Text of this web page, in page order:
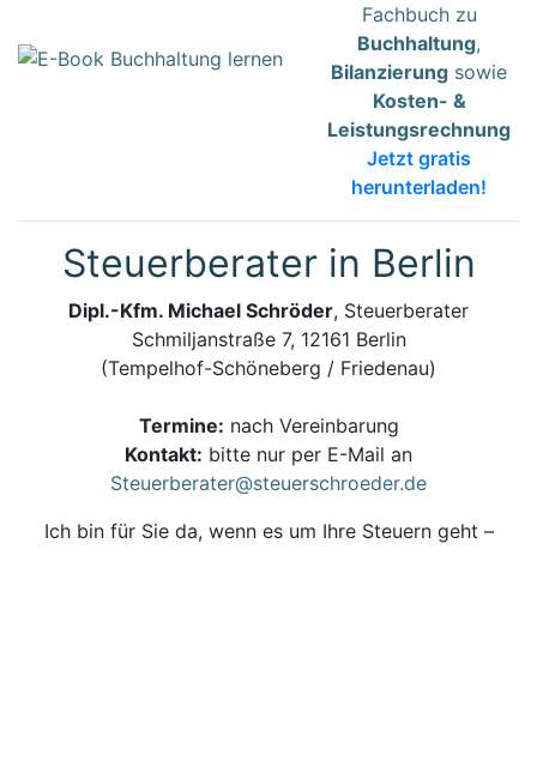
Fachbuch zu
Buchhaltung,
Bilanzierung sowie
Kosten- &
Leistungsrechnung
Jetzt gratis
herunterladen!
Steuerberater in Berlin
Dipl.-Kfm. Michael Schröder, Steuerberater
Schmiljanstraße 7, 12161 Berlin
(Tempelhof-Schöneberg / Friedenau)
Termine: nach Vereinbarung
Kontakt: bitte nur per E-Mail an
Steuerberater@steuerschroeder.de
Ich bin für Sie da, wenn es um Ihre Steuern geht –